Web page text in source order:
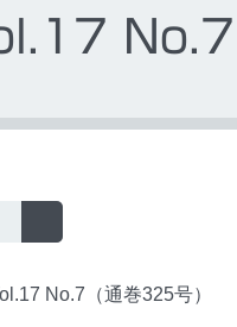
No.7
No.7（通巻325号）